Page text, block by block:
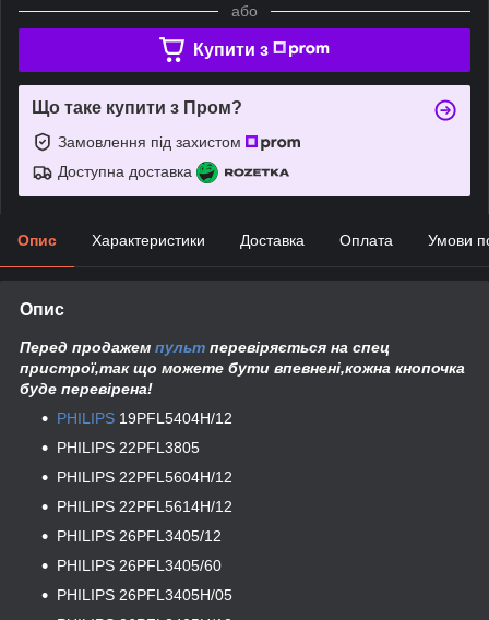
або
Купити з
Що таке купити з Пром?
Замовлення під захистом
Доступна доставка
Опис Характеристики Доставка Оплата Умови
Опис
Перед продажем пульт перевіряється на спец
пристрої,так що можете бути впевнені,кожна кнопочка
буде перевірена!
PHILIPS 19PFL5404H/12
PHILIPS 22PFL3805
PHILIPS 22PFL5604H/12
PHILIPS 22PFL5614H/12
PHILIPS 26PFL3405/12
PHILIPS 26PFL3405/60
PHILIPS 26PFL3405H/05